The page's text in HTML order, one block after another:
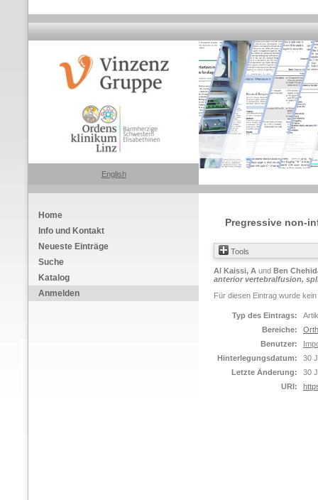
English
Home
Info und Kontakt
Neueste Einträge
Suche
Katalog
Anmelden
Pregressive non-
Tools
Al Kaissi, A und Ben
anterior vertebralfusion,
Für diesen Eintrag wurde
Typ des Eintrags:
Bereiche:
Benutzer:
Hinterlegungsdatum:
30
Letzte Änderung:
30
URI: